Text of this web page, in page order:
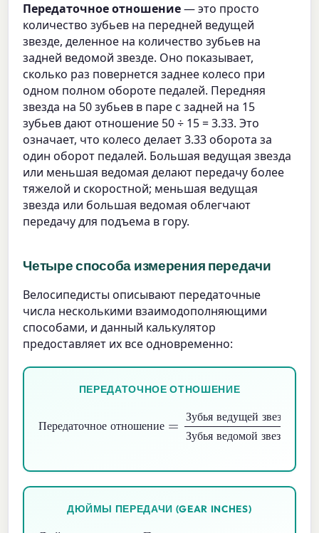
Передаточное отношение— это просто
количество зубьев на передней ведущей
звезде, деленное на количество зубьев на
задней ведомой звезде. Оно показывает,
сколько раз повернется заднее колесо при
одном полном обороте педалей. Передняя
звезда на 50 зубьев в паре с задней на 15
зубьев дают отношение 50 ÷ 15 = 3.33. Это
означает, что колесо делает 3.33 оборота за
один оборот педалей. Большая ведущая звезда
или меньшая ведомая делают передачу более
тяжелой и скоростной; меньшая ведущая
звезда или большая ведомая облегчают
передачу для подъема в гору.
Четыре способа измерения передачи
Велосипедисты описывают передаточные
числа несколькими взаимодополняющими
способами, и данный калькулятор
предоставляет их все одновременно:
ПЕРЕДАТОЧНОЕ ОТНОШЕНИЕ
П е р еда т о чн о е о тн ош ени е
З у бья в ед ущ ей зв ез
З у бья в ед ом ой зв ез
Передаточное отношение=
ДЮЙМЫ ПЕРЕДАЧИ (GEAR INCHES)